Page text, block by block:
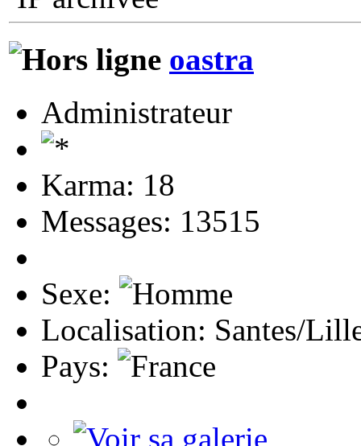
oastra
Administrateur
Karma: 18
Messages: 13515
Sexe:
Localisation: Santes/
Pays: